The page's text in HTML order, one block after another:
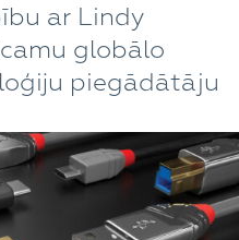
ar Lindy
globālo
piegādātāju